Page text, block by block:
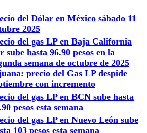
del Dólar en México sábado 11
2025
del gas LP en Baja California
sube hasta 96.90 pesos en la
semana de octubre de 2025
precio del Gas LP despide
con incremento
del gas LP en BCN sube hasta
pesos esta semana
del gas LP en Nuevo León sube
103 pesos esta semana